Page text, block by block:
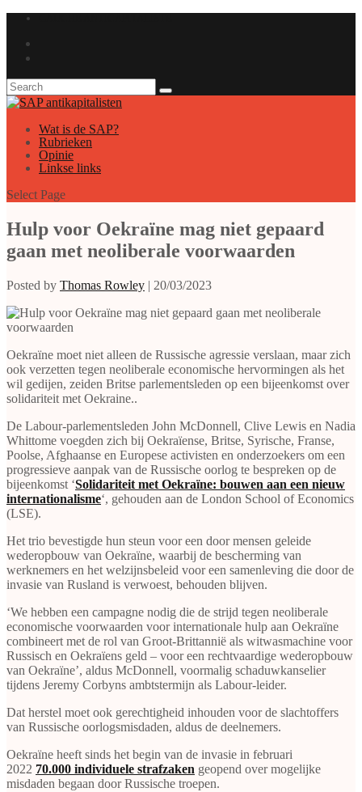
Wat is de SAP?
Rubrieken
Opinie
Linkse links
Select Page
Hulp voor Oekraïne mag niet gepaard
gaan met neoliberale voorwaarden
Posted by Thomas Rowley | 20/03/2023
Oekraïne moet niet alleen de Russische agressie verslaan, maar zich
ook verzetten tegen neoliberale economische hervormingen als het
wil gedijen, zeiden Britse parlementsleden op een bijeenkomst over
solidariteit met Oekraine..
De Labour-parlementsleden John McDonnell, Clive Lewis en Nadia
Whittome voegden zich bij Oekraïense, Britse, Syrische, Franse,
Poolse, Afghaanse en Europese activisten en onderzoekers om een
progressieve aanpak van de Russische oorlog te bespreken op de
bijeenkomst ‘Solidariteit met Oekraïne: bouwen aan een nieuw
internationalisme‘, gehouden aan de London School of Economics
(LSE).
Het trio bevestigde hun steun voor een door mensen geleide
wederopbouw van Oekraïne, waarbij de bescherming van
werknemers en het welzijnsbeleid voor een samenleving die door de
invasie van Rusland is verwoest, behouden blijven.
‘We hebben een campagne nodig die de strijd tegen neoliberale
economische voorwaarden voor internationale hulp aan Oekraïne
combineert met de rol van Groot-Brittannië als witwasmachine voor
Russisch en Oekraïens geld ‒ voor een rechtvaardige wederopbouw
van Oekraïne’, aldus McDonnell, voormalig schaduwkanselier
tijdens Jeremy Corbyns ambtstermijn als Labour-leider.
Dat herstel moet ook gerechtigheid inhouden voor de slachtoffers
van Russische oorlogsmisdaden, aldus de deelnemers.
Oekraïne heeft sinds het begin van de invasie in februari
2022 70.000 individuele strafzaken geopend over mogelijke
misdaden begaan door Russische troepen.